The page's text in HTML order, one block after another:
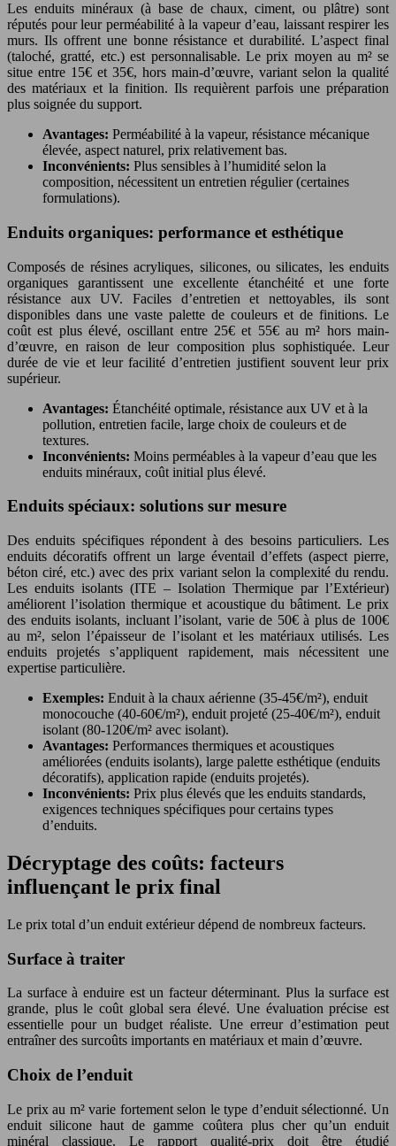
Les enduits minéraux (à base de chaux, ciment, ou plâtre) sont
réputés pour leur perméabilité à la vapeur d’eau, laissant respirer les
murs. Ils offrent une bonne résistance et durabilité. L’aspect final
(taloché, gratté, etc.) est personnalisable. Le prix moyen au m² se
situe entre 15€ et 35€, hors main-d’œuvre, variant selon la qualité
des matériaux et la finition. Ils requièrent parfois une préparation
plus soignée du support.
Avantages: Perméabilité à la vapeur, résistance mécanique
élevée, aspect naturel, prix relativement bas.
Inconvénients: Plus sensibles à l’humidité selon la
composition, nécessitent un entretien régulier (certaines
formulations).
Enduits organiques: performance et esthétique
Composés de résines acryliques, silicones, ou silicates, les enduits
organiques garantissent une excellente étanchéité et une forte
résistance aux UV. Faciles d’entretien et nettoyables, ils sont
disponibles dans une vaste palette de couleurs et de finitions. Le
coût est plus élevé, oscillant entre 25€ et 55€ au m² hors main-
d’œuvre, en raison de leur composition plus sophistiquée. Leur
durée de vie et leur facilité d’entretien justifient souvent leur prix
supérieur.
Avantages: Étanchéité optimale, résistance aux UV et à la
pollution, entretien facile, large choix de couleurs et de
textures.
Inconvénients: Moins perméables à la vapeur d’eau que les
enduits minéraux, coût initial plus élevé.
Enduits spéciaux: solutions sur mesure
Des enduits spécifiques répondent à des besoins particuliers. Les
enduits décoratifs offrent un large éventail d’effets (aspect pierre,
béton ciré, etc.) avec des prix variant selon la complexité du rendu.
Les enduits isolants (ITE – Isolation Thermique par l’Extérieur)
améliorent l’isolation thermique et acoustique du bâtiment. Le prix
des enduits isolants, incluant l’isolant, varie de 50€ à plus de 100€
au m², selon l’épaisseur de l’isolant et les matériaux utilisés. Les
enduits projetés s’appliquent rapidement, mais nécessitent une
expertise particulière.
Exemples: Enduit à la chaux aérienne (35-45€/m²), enduit
monocouche (40-60€/m²), enduit projeté (25-40€/m²), enduit
isolant (80-120€/m² avec isolant).
Avantages: Performances thermiques et acoustiques
améliorées (enduits isolants), large palette esthétique (enduits
décoratifs), application rapide (enduits projetés).
Inconvénients: Prix plus élevés que les enduits standards,
exigences techniques spécifiques pour certains types
d’enduits.
Décryptage des coûts: facteurs
influençant le prix final
Le prix total d’un enduit extérieur dépend de nombreux facteurs.
Surface à traiter
La surface à enduire est un facteur déterminant. Plus la surface est
grande, plus le coût global sera élevé. Une évaluation précise est
essentielle pour un budget réaliste. Une erreur d’estimation peut
entraîner des surcoûts importants en matériaux et main d’œuvre.
Choix de l’enduit
Le prix au m² varie fortement selon le type d’enduit sélectionné. Un
enduit silicone haut de gamme coûtera plus cher qu’un enduit
minéral classique. Le rapport qualité-prix doit être étudié